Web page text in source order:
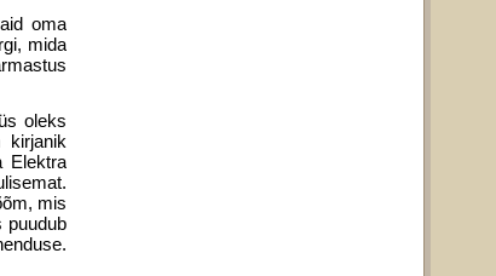
oma
mida
oleks
kirjanik
Elektra
mis
puudub